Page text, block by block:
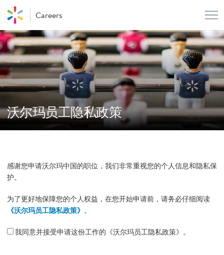
Careers
沃尔玛员工隐私政策
感谢您申请沃尔玛中国的职位，我们非常重视您的个人信息和隐私保
护。
为了更好地保障您的个人权益，在您开始申请前，请务必仔细阅读
《沃尔玛员工隐私政策》 。
我同意并接受申请这份工作的《沃尔玛员工隐私政策》。